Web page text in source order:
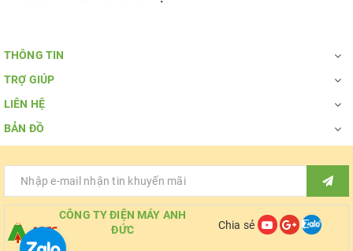
THÔNG TIN
TRỢ GIÚP
LIÊN HỆ
BẢN ĐỒ
CÔNG TY ĐIỆN MÁY ANH
ĐỨC
Chia sẻ